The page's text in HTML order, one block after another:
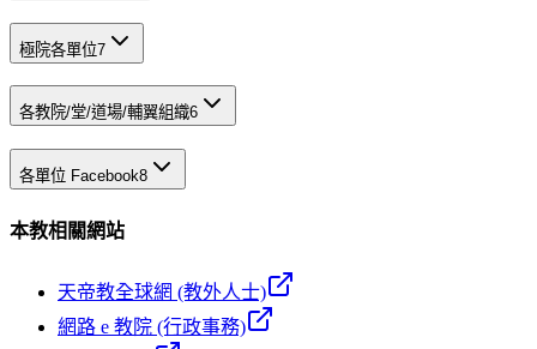
極院各單位7
各教院/堂/道場/輔翼組織6
各單位 Facebook8
本教相關網站
天帝教全球網 (教外人士)
網路 e 教院 (行政事務)